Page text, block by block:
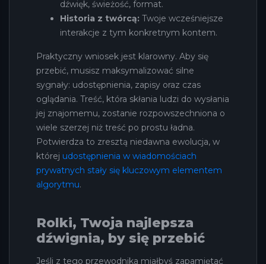
dźwięk, świeżość, format.
Historia z twórcą: Twoje wcześniejsze
interakcje z tym konkretnym kontem.
Praktyczny wniosek jest klarowny. Aby się
przebić, musisz maksymalizować silne
sygnały: udostępnienia, zapisy oraz czas
oglądania. Treść, która skłania ludzi do wysłania
jej znajomemu, zostanie rozpowszechniona o
wiele szerzej niż treść po prostu ładna.
Potwierdza to zresztą niedawna ewolucja, w
której udostępnienia w wiadomościach
prywatnych stały się kluczowym elementem
algorytmu.
Rolki, Twoja najlepsza
dźwignia, by się przebić
Jeśli z tego przewodnika miałbyś zapamiętać